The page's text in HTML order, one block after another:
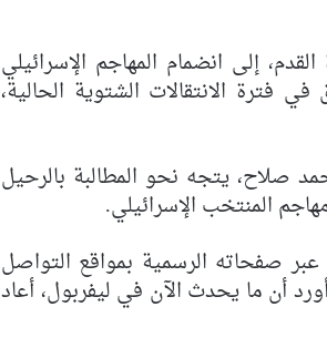
إلى انضمام المهاجم الإسرائيلي
الانتقالات الشتوية الحالية،
صلاح، يتجه نحو المطالبة بالرحيل
المنتخب الإسرائيلي.
صفحاته الرسمية بمواقع التواصل
أن ما يحدث الآن في ليفربول، أعاد